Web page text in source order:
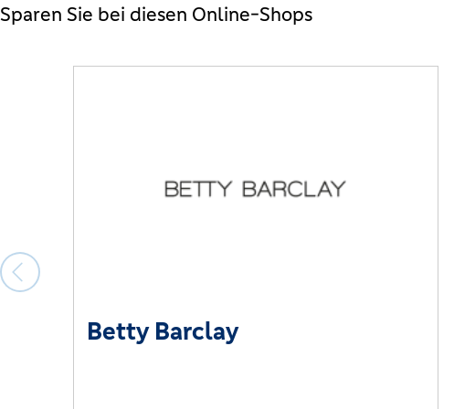
Sparen Sie bei diesen Online-Shops
Betty Barclay